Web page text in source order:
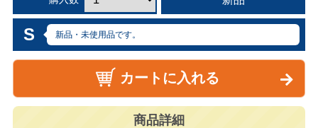
S 新品・未使用品です。
カートに入れる
商品詳細